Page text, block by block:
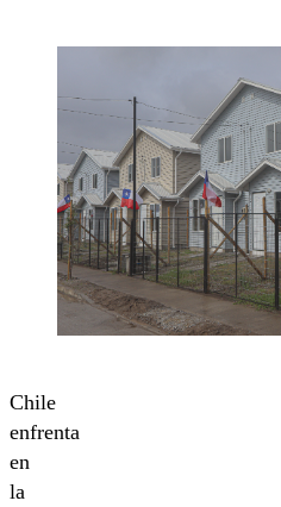
Chile
enfrenta
en
la